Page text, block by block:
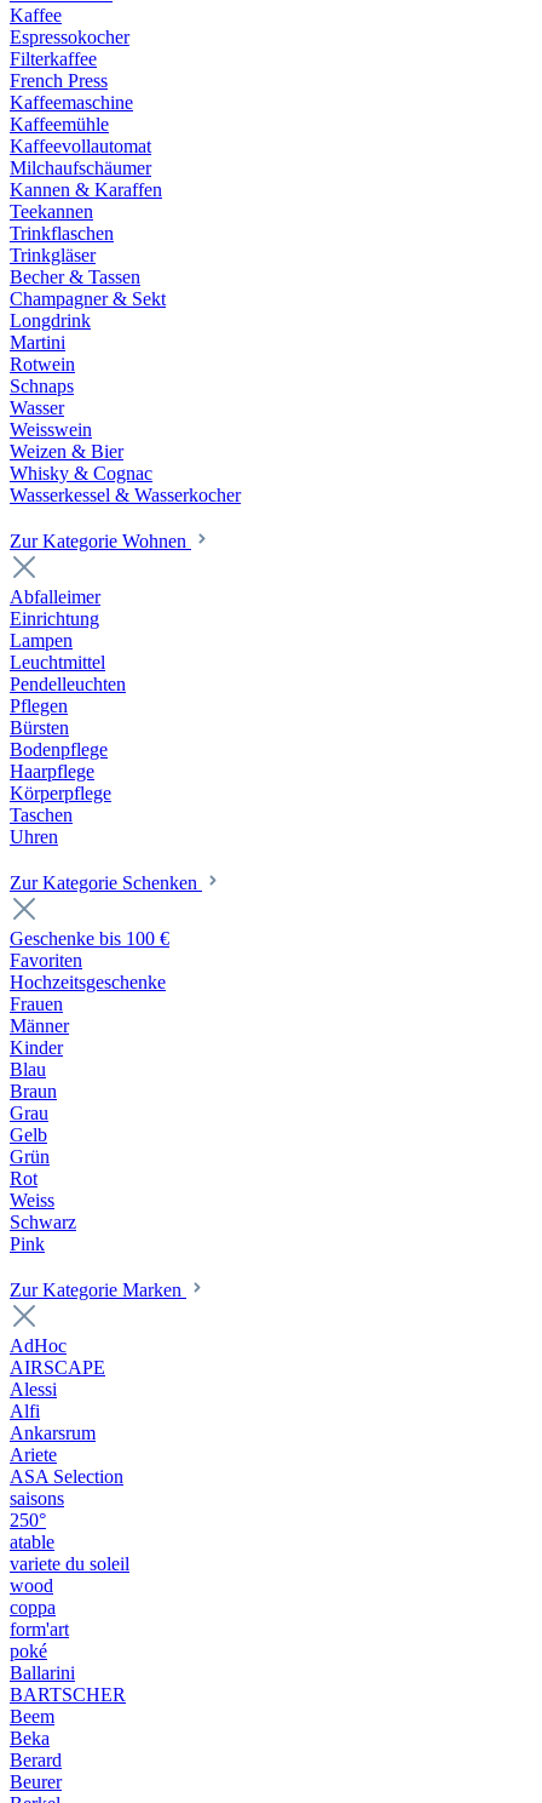
Kaffee
Espressokocher
Filterkaffee
French Press
Kaffeemaschine
Kaffeemühle
Kaffeevollautomat
Milchaufschäumer
Kannen & Karaffen
Teekannen
Trinkflaschen
Trinkgläser
Becher & Tassen
Champagner & Sekt
Longdrink
Martini
Rotwein
Schnaps
Wasser
Weisswein
Weizen & Bier
Whisky & Cognac
Wasserkessel & Wasserkocher
Zur Kategorie Wohnen
Abfalleimer
Einrichtung
Lampen
Leuchtmittel
Pendelleuchten
Pflegen
Bürsten
Bodenpflege
Haarpflege
Körperpflege
Taschen
Uhren
Zur Kategorie Schenken
Geschenke bis 100 €
Favoriten
Hochzeitsgeschenke
Frauen
Männer
Kinder
Blau
Braun
Grau
Gelb
Grün
Rot
Weiss
Schwarz
Pink
Zur Kategorie Marken
AdHoc
AIRSCAPE
Alessi
Alfi
Ankarsrum
Ariete
ASA Selection
saisons
250°
atable
variete du soleil
wood
coppa
form'art
poké
Ballarini
BARTSCHER
Beem
Beka
Berard
Beurer